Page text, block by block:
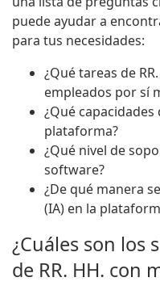
puede ayudar a
para tus necesidades:
¿Qué tareas de
empleados por sí
¿Qué
plataforma?
¿Qué nivel de
software?
¿De qué manera
(IA) en la
¿Cuáles son los
de RR. HH. con